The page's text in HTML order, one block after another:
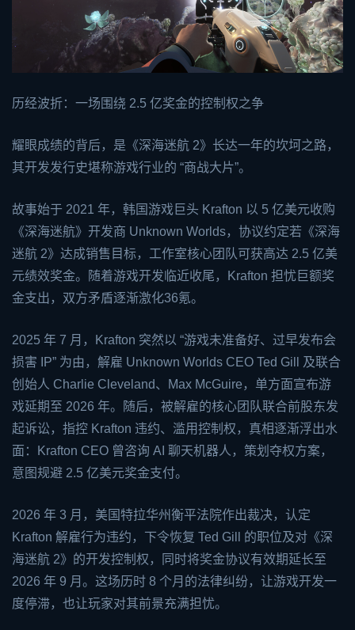
历经波折：一场围绕 2.5 亿奖金的控制权之争
耀眼成绩的背后，是《深海迷航 2》长达一年的坎坷之路，
其开发发行史堪称游戏行业的 “商战大片”。
故事始于 2021 年，韩国游戏巨头 Krafton 以 5 亿美元收购
《深海迷航》开发商 Unknown Worlds，协议约定若《深海
迷航 2》达成销售目标，工作室核心团队可获高达 2.5 亿美
元绩效奖金。随着游戏开发临近收尾，Krafton 担忧巨额奖
金支出，双方矛盾逐渐激化36氪。
2025 年 7 月，Krafton 突然以 “游戏未准备好、过早发布会
损害 IP” 为由，解雇 Unknown Worlds CEO Ted Gill 及联合
创始人 Charlie Cleveland、Max McGuire，单方面宣布游
戏延期至 2026 年。随后，被解雇的核心团队联合前股东发
起诉讼，指控 Krafton 违约、滥用控制权，真相逐渐浮出水
面：Krafton CEO 曾咨询 AI 聊天机器人，策划夺权方案，
意图规避 2.5 亿美元奖金支付。
2026 年 3 月，美国特拉华州衡平法院作出裁决，认定
Krafton 解雇行为违约，下令恢复 Ted Gill 的职位及对《深
海迷航 2》的开发控制权，同时将奖金协议有效期延长至
2026 年 9 月。这场历时 8 个月的法律纠纷，让游戏开发一
度停滞，也让玩家对其前景充满担忧。